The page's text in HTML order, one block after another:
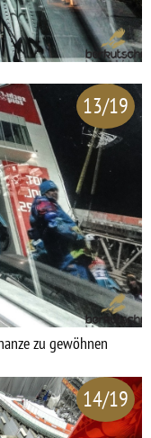
13/19
zu gewöhnen
14/19